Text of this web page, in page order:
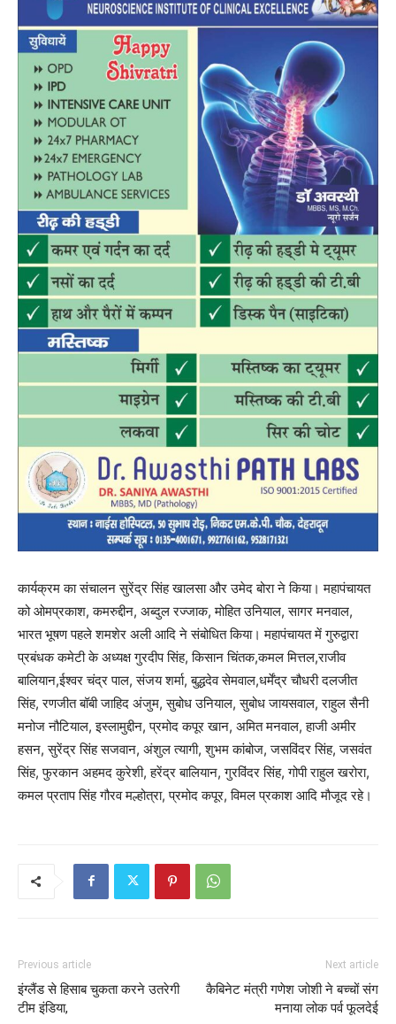
कार्यक्रम का संचालन सुरेंद्र सिंह खालसा और उमेद बोरा ने किया। महापंचायत
को ओमप्रकाश, कमरुद्दीन, अब्दुल रज्जाक, मोहित उनियाल, सागर मनवाल,
भारत भूषण पहले शमशेर अली आदि ने संबोधित किया। महापंचायत में गुरुद्वारा
प्रबंधक कमेटी के अध्यक्ष गुरदीप सिंह, किसान चिंतक,कमल मित्तल,राजीव
बालियान,ईश्वर चंद्र पाल, संजय शर्मा, बुद्धदेव सेमवाल,धर्मेंद्र चौधरी दलजीत
सिंह, रणजीत बॉबी जाहिद अंजुम, सुबोध उनियाल, सुबोध जायसवाल, राहुल सैनी
मनोज नौटियाल, इस्लामुद्दीन, प्रमोद कपूर खान, अमित मनवाल, हाजी अमीर
हसन, सुरेंद्र सिंह सजवान, अंशुल त्यागी, शुभम कांबोज, जसविंदर सिंह, जसवंत
सिंह, फुरकान अहमद कुरेशी, हरेंद्र बालियान, गुरविंदर सिंह, गोपी राहुल खरोरा,
कमल प्रताप सिंह गौरव मल्होत्रा, प्रमोद कपूर, विमल प्रकाश आदि मौजूद रहे।
Previous article
इंग्लैंड से हिसाब चुकता करने उतरेगी
टीम इंडिया,
Next article
कैबिनेट मंत्री गणेश जोशी ने बच्चों संग
मनाया लोक पर्व फूलदेई